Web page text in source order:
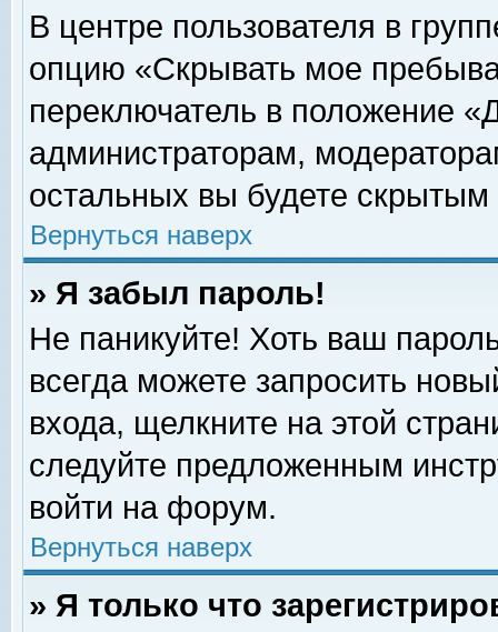
В центре пользователя в
опцию «Скрывать мое
переключатель в положение
администраторам,
остальных вы будете скрытым
Вернуться наверх
» Я забыл пароль!
Не паникуйте! Хоть ваш
всегда можете запросить
входа, щелкните на этой
следуйте предложенным
войти на форум.
Вернуться наверх
» Я только что